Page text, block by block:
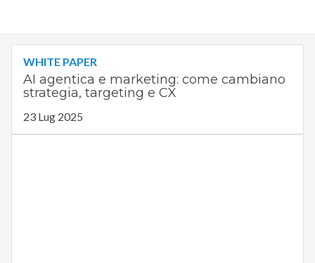
WHITE PAPER
AI agentica e marketing: come cambiano
strategia, targeting e CX
23 Lug 2025